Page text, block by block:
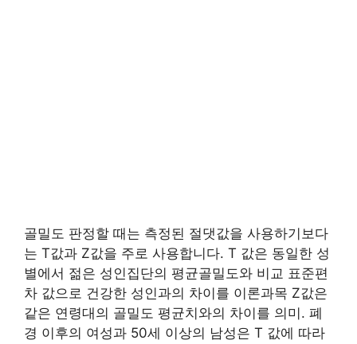
골밀도 판정할 때는 측정된 절댓값을 사용하기보다
는 T값과 Z값을 주로 사용합니다. T 값은 동일한 성
별에서 젊은 성인집단의 평균골밀도와 비교 표준편
차 값으로 건강한 성인과의 차이를 이론과목 Z값은